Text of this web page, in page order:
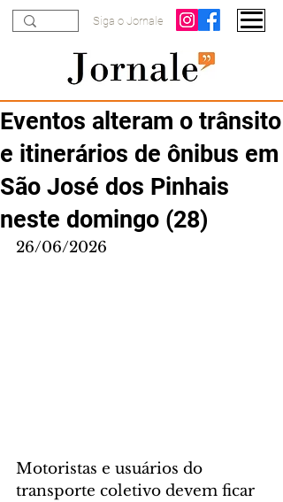
Siga o Jornale
Eventos alteram o trânsito
e itinerários de ônibus em
São José dos Pinhais
neste domingo (28)
26/06/2026
Motoristas e usuários do
transporte coletivo devem ficar